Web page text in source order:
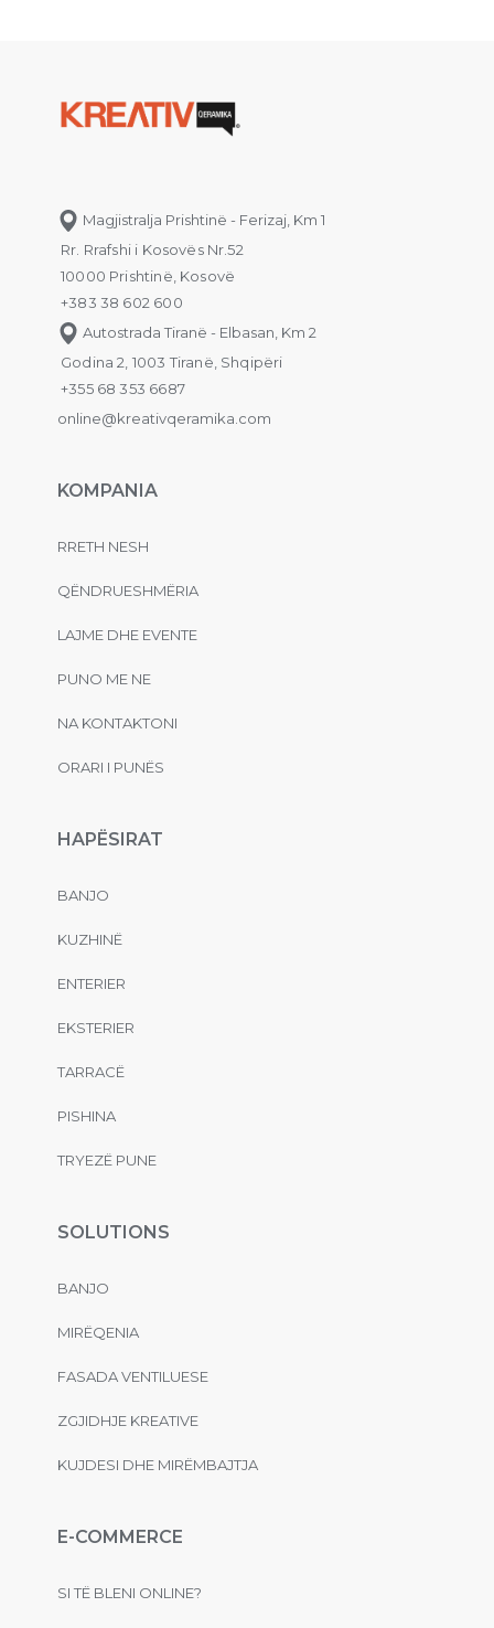
Magjistralja Prishtinë - Ferizaj, Km 1
Rr. Rrafshi i Kosovës Nr.52
10000 Prishtinë, Kosovë
+383 38 602 600
Autostrada Tiranë - Elbasan, Km 2
Godina 2, 1003 Tiranë, Shqipëri
+355 68 353 6687
online@kreativqeramika.com
KOMPANIA
RRETH NESH
QËNDRUESHMËRIA
LAJME DHE EVENTE
PUNO ME NE
NA KONTAKTONI
ORARI I PUNËS
HAPËSIRAT
BANJO
KUZHINË
ENTERIER
EKSTERIER
TARRACË
PISHINA
TRYEZË PUNE
SOLUTIONS
BANJO
MIRËQENIA
FASADA VENTILUESE
ZGJIDHJE KREATIVE
KUJDESI DHE MIRËMBAJTJA
E-COMMERCE
SI TË BLENI ONLINE?